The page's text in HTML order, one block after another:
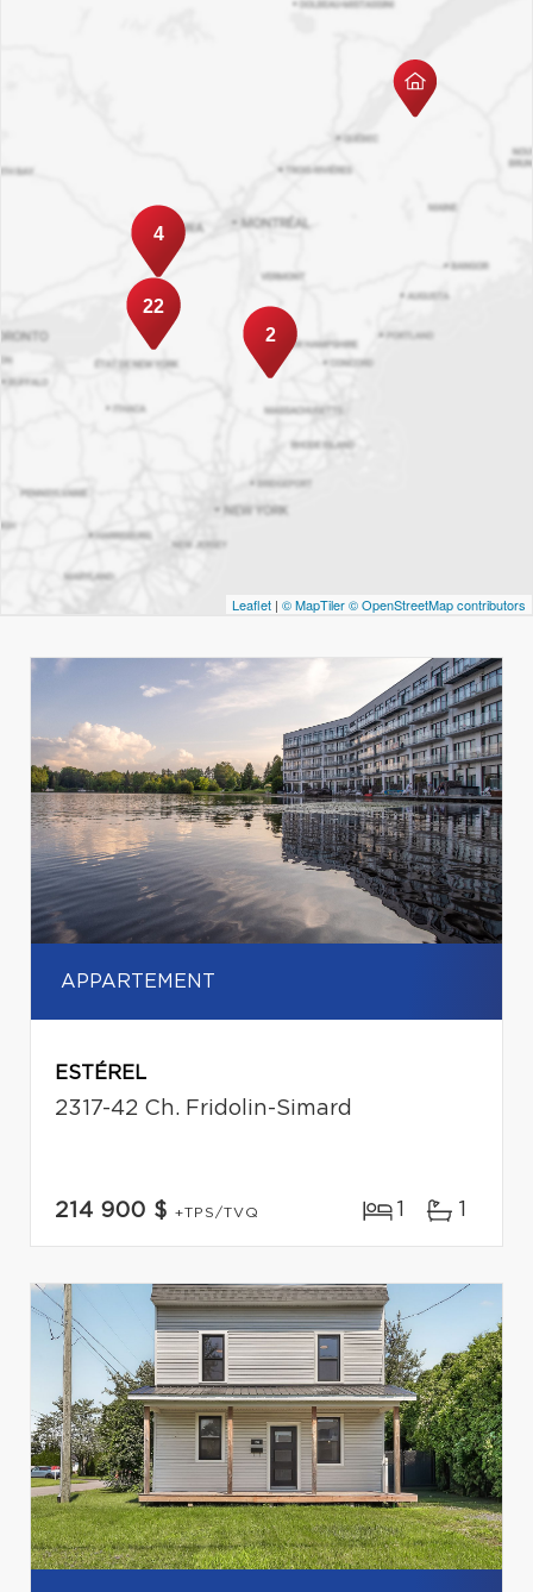
2
4
22
Leaflet | © MapTiler© OpenStreetMap contributors
APPARTEMENT
ESTÉREL
2317-42 Ch. Fridolin-Simard
214 900 $ +TPS/TVQ 1 1